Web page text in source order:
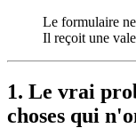
Le formulaire
Il reçoit une
1. Le vrai
choses qui